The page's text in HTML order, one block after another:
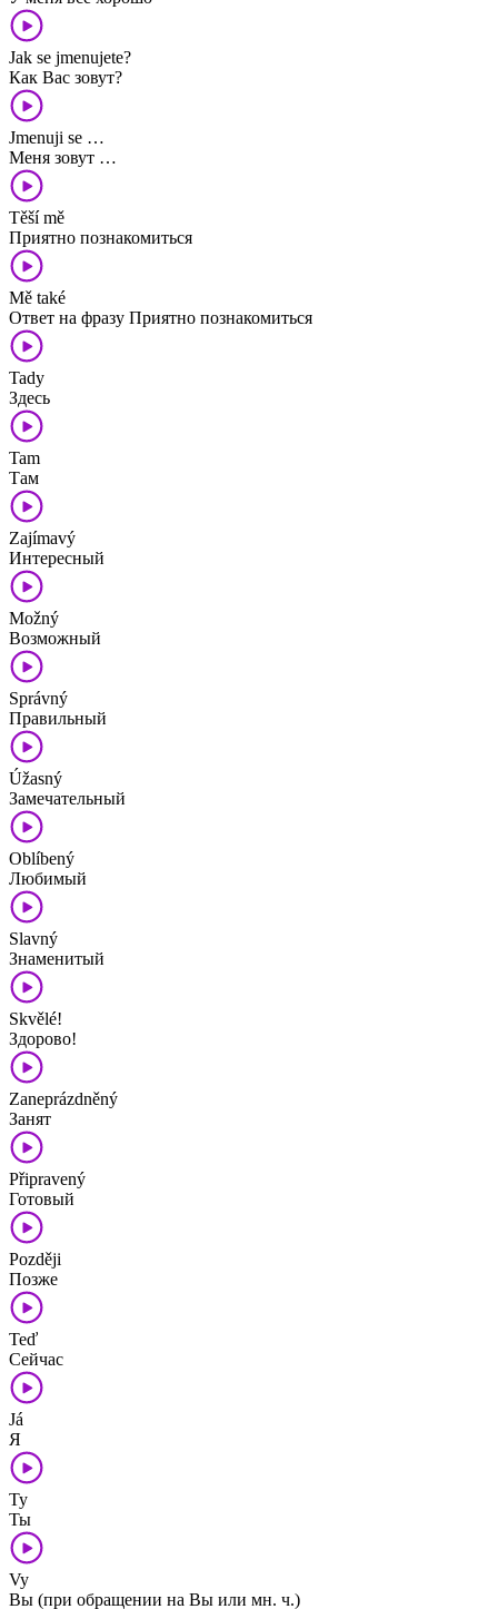
Jak se jmenujete?
Как Вас зовут?
Jmenuji se …
Меня зовут …
Těší mě
Приятно познакомиться
Mě také
Ответ на фразу Приятно познакомиться
Tady
Здесь
Tam
Там
Zajímavý
Интересный
Možný
Возможный
Správný
Правильный
Úžasný
Замечательный
Oblíbený
Любимый
Slavný
Знаменитый
Skvělé!
Здорово!
Zaneprázdněný
Занят
Připravený
Готовый
Později
Позже
Teď
Сейчас
Já
Я
Ty
Ты
Vy
Вы (при обращении на Вы или мн. ч.)